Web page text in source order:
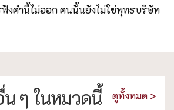
ฟังคำนี้ไม่ออก คนนั้นยังไม่ใช่พุทธบริษัท
ๆ ในหมวดนี้ ดูทั้งหมด >